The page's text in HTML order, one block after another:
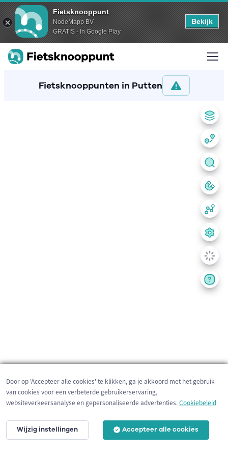
Fietsknooppunt
NodeMapp BV
GRATIS - In Google Play
Bekijk
Fietsknooppunten in Putten
3 km
Door op 'Accepteer alle cookies' te klikken, ga je akkoord met het gebruik
van cookies voor een verbeterde gebruikerservaring,
websiteverkeersanalyse en gepersonaliseerde advertenties.Cookiebeleid
Wijzig instellingen Accepteer alle cookies